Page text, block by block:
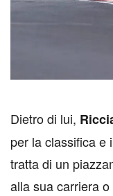
Dietro di lui,
per la classifica e
tratta di un
alla sua carriera